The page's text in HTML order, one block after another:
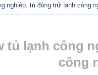
nghiệp tủ đông trữ lạnh công
tủ lạnh công
công